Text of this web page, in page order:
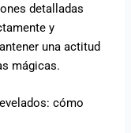
detalladas
y
una actitud
mágicas.
cómo